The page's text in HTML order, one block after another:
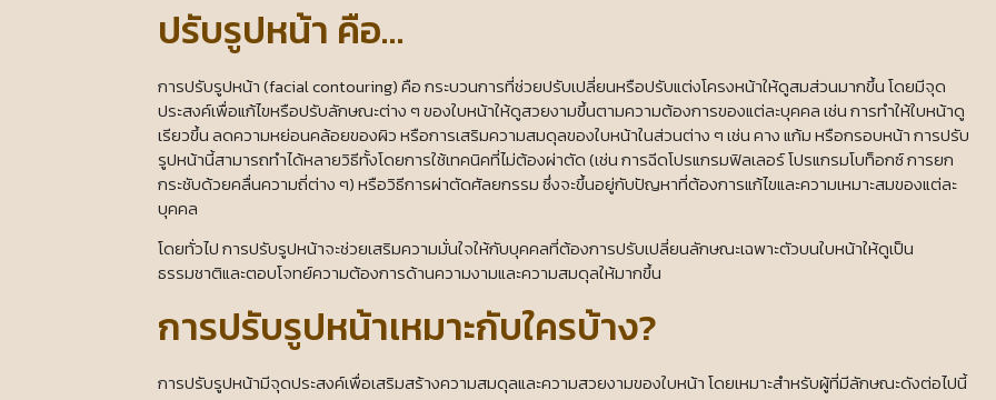
ปรับรูปหน้า คือ…
การปรับรูปหน้า (facial contouring) คือ กระบวนการที่ช่วยปรับเปลี่ยนหรือปรับแต่งโครงหน้าให้ดูสมส่วนมากขึ้น โดยมีจุด
ประสงค์เพื่อแก้ไขหรือปรับลักษณะต่าง ๆ ของใบหน้าให้ดูสวยงามขึ้นตามความต้องการของแต่ละบุคคล เช่น การทำให้ใบหน้าดู
เรียวขึ้น ลดความหย่อนคล้อยของผิว หรือการเสริมความสมดุลของใบหน้าในส่วนต่าง ๆ เช่น คาง แก้ม หรือกรอบหน้า การปรับ
รูปหน้านี้สามารถทำได้หลายวิธีทั้งโดยการใช้เทคนิคที่ไม่ต้องผ่าตัด (เช่น การฉีดโปรแกรมฟิลเลอร์ โปรแกรมโบท็อกซ์ การยก
กระชับด้วยคลื่นความถี่ต่าง ๆ) หรือวิธีการผ่าตัดศัลยกรรม ซึ่งจะขึ้นอยู่กับปัญหาที่ต้องการแก้ไขและความเหมาะสมของแต่ละ
บุคคล
โดยทั่วไป การปรับรูปหน้าจะช่วยเสริมความมั่นใจให้กับบุคคลที่ต้องการปรับเปลี่ยนลักษณะเฉพาะตัวบนใบหน้าให้ดูเป็น
ธรรมชาติและตอบโจทย์ความต้องการด้านความงามและความสมดุลให้มากขึ้น
การปรับรูปหน้าเหมาะกับใครบ้าง?
การปรับรูปหน้ามีจุดประสงค์เพื่อเสริมสร้างความสมดุลและความสวยงามของใบหน้า โดยเหมาะสำหรับผู้ที่มีลักษณะดังต่อไปนี้